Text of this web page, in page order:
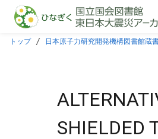
本文に飛ぶ
トップ 日本原子力研究開発機構図書館蔵
SHIELDED